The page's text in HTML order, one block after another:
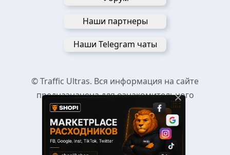
Наши партнеры
Наши Telegram чаты
© Traffic Ultras. Вся информация на сайте
предназначена для ознакомительного
пользования.
×